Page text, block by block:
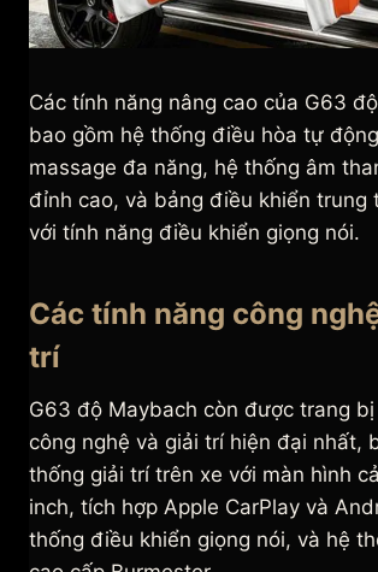
Các tính năng nâng cao của G63
bao gồm hệ thống điều hòa tự
massage đa năng, hệ thống âm
đỉnh cao, và bảng điều khiển trung
với tính năng điều khiển giọng nói.
Các tính năng công
trí
G63 độ Maybach còn được trang
công nghệ và giải trí hiện đại nhất,
thống giải trí trên xe với màn hình
inch, tích hợp Apple CarPlay và
thống điều khiển giọng nói, và hệ